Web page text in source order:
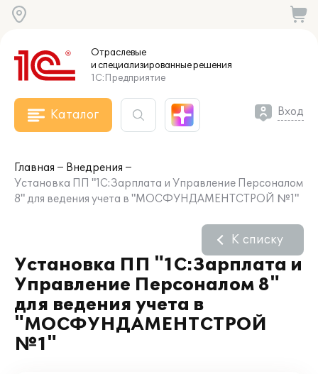
Отраслевые
и специализированныерешения
1С:Предприятие
Каталог Вход
Главная
Внедрения
Установка ПП "1С:Зарплата и Управление Персоналом
8" для ведения учета в "МОСФУНДАМЕНТСТРОЙ №1"
Установка ПП "1С:Зарплата и
Управление Персоналом 8"
для ведения учета в
"МОСФУНДАМЕНТСТРОЙ
№1"
К списку